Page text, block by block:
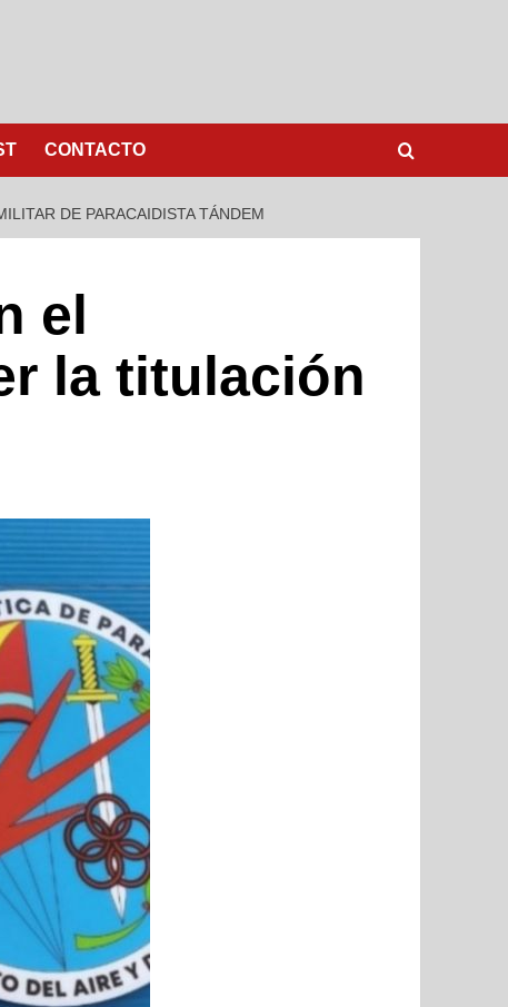
CONTACTO
DE PARACAIDISTA TÁNDEM
el
la titulación